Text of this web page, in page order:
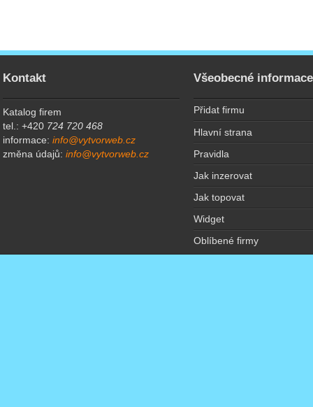
Kontakt
Katalog firem
tel.: +420 724 720 468
informace:info@vytvorweb.cz
změna údajů:info@vytvorweb.cz
Všeobecné informace
Přidat firmu
Hlavní strana
Pravidla
Jak inzerovat
Jak topovat
Widget
Oblíbené firmy